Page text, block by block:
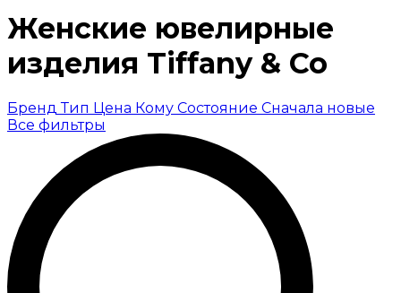
Женские ювелирные
изделия Tiffany & Co
Бренд Тип Цена Кому Состояние Сначала новые
Все фильтры